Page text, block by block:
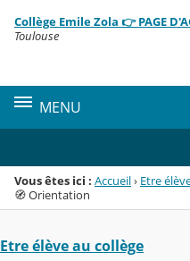
Menu de la rubrique
Contenu
Collège Emile Zola 👉 PAGE
Toulouse
MENU
Vous êtes ici : Accueil› Etre
🧭 Orientation
Etre élève au collège